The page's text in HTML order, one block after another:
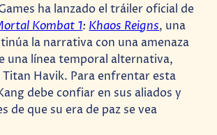
ha lanzado el tráiler oficial de
Kombat 1: Khaos Reigns, una
la narrativa con una amenaza
una línea temporal alternativa,
Havik. Para enfrentar esta
debe confiar en sus aliados y
de que su era de paz se vea